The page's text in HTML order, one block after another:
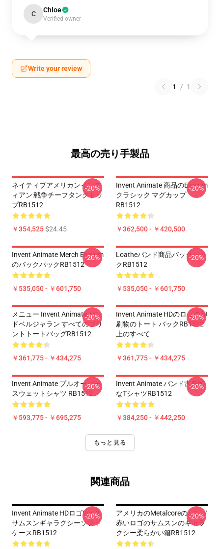
C Chloe
Verified owner
Write your review
1 / 1
最高の売り手製品
ネイティブアメリカンインデ
ィアン:戦争チーフタンクトッ
プRB1512
￥354,525$24.45
-20%
Invent Animate 商品のelysium
クラシック マグカップ
RB1512
￥362,500 - ￥420,500
-20%
Invent Animate Merch Elysium
のバックパックRB1512
￥535,050 - ￥601,750
-20%
Loatheバンド商品バックパッ
クRB1512
￥535,050 - ￥601,750
-20%
メニュー Invent Animate バン
ドベルジャラン すべてのプリ
ントトートバッグRB1512
￥361,775 - ￥434,275
-20%
Invent Animate HDのロゴの印
刷物のトート バックRB1512
上のすべて
￥361,775 - ￥434,275
-20%
Invent Animate プルオーバー
スウェットシャツ RB1512
￥593,775 - ￥695,275
-20%
Invent Animate バンド古典的
なTシャツRB1512
￥384,250 - ￥442,250
-20%
もっと見る
関連商品
Invent Animate HDロゴVer. 2
サムスンギャラクシーソフト
ケースRB1512
-20%
アメリカのmetalcoreのバンド
赤いロゴのサムスンのギャラ
クシー柔らかい箱RB1512
-20%